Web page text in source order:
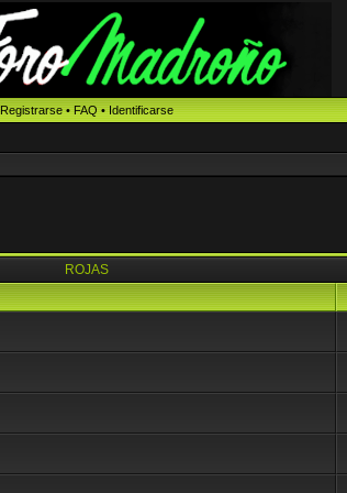
Registrarse•FAQ•Identificarse
ROJAS